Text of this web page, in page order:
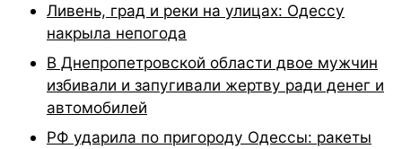
Ливень, град и реки на улицах: Одессу
накрыла непогода
В Днепропетровской области двое мужчин
избивали и запугивали жертву ради денег и
автомобилей
РФ ударила по пригороду Одессы: ракеты